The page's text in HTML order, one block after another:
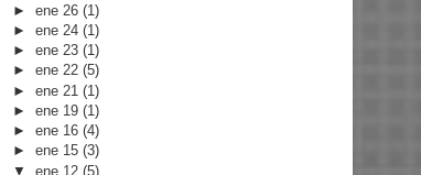
►ene 26(1)
►ene 24(1)
►ene 23(1)
►ene 22(5)
►ene 21(1)
►ene 19(1)
►ene 16(4)
►ene 15(3)
▼ene 12(5)